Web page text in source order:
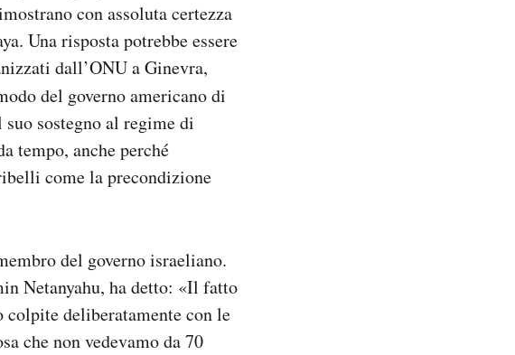
con assoluta certezza
Una risposta potrebbe essere
dall’ONU a Ginevra,
del governo americano di
sostegno al regime di
tempo, anche perché
come la precondizione
del governo israeliano.
Netanyahu, ha detto: «Il fatto
colpite deliberatamente con le
che non vedevamo da 70